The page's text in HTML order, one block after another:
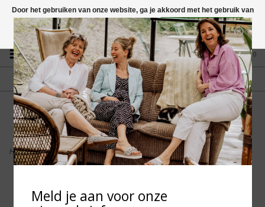
Vragen? App naar +31 58 250 1503
0
GRATIS VERZENDING NL
Vanaf € 75,-
FYSIEKE WINKEL
in Mantgum (frl)
fdad
Home>Lerora - Ella Sage
Door het gebruiken van onze website, ga je akkoord met het gebruik van
cookies om onze website te verbeteren.
Dit bericht verbergen
Meer over cookies »
Meld je aan voor onze